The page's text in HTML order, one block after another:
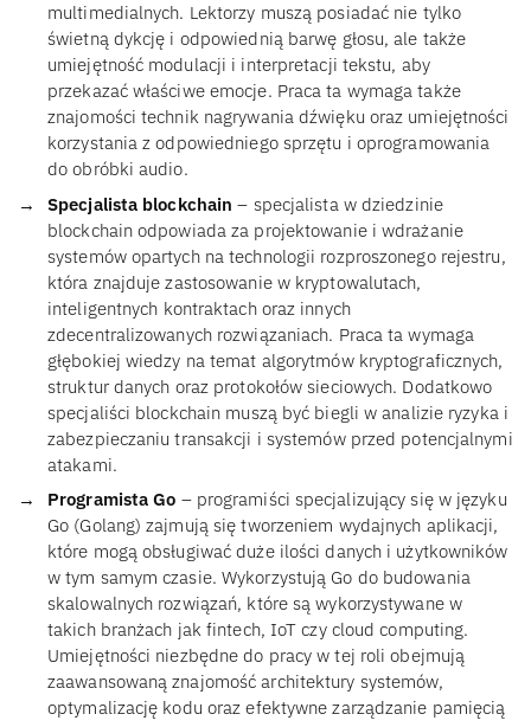
multimedialnych. Lektorzy muszą posiadać nie tylko
świetną dykcję i odpowiednią barwę głosu, ale także
umiejętność modulacji i interpretacji tekstu, aby
przekazać właściwe emocje. Praca ta wymaga także
znajomości technik nagrywania dźwięku oraz umiejętności
korzystania z odpowiedniego sprzętu i oprogramowania
do obróbki audio.
Specjalista blockchain– specjalista w dziedzinie
blockchain odpowiada za projektowanie i wdrażanie
systemów opartych na technologii rozproszonego rejestru,
która znajduje zastosowanie w kryptowalutach,
inteligentnych kontraktach oraz innych
zdecentralizowanych rozwiązaniach. Praca ta wymaga
głębokiej wiedzy na temat algorytmów kryptograficznych,
struktur danych oraz protokołów sieciowych. Dodatkowo
specjaliści blockchain muszą być biegli w analizie ryzyka i
zabezpieczaniu transakcji i systemów przed potencjalnymi
atakami.
Programista Go – programiści specjalizujący się w języku
Go (Golang) zajmują się tworzeniem wydajnych aplikacji,
które mogą obsługiwać duże ilości danych i użytkowników
w tym samym czasie. Wykorzystują Go do budowania
skalowalnych rozwiązań, które są wykorzystywane w
takich branżach jak fintech, IoT czy cloud computing.
Umiejętności niezbędne do pracy w tej roli obejmują
zaawansowaną znajomość architektury systemów,
optymalizację kodu oraz efektywne zarządzanie pamięcią